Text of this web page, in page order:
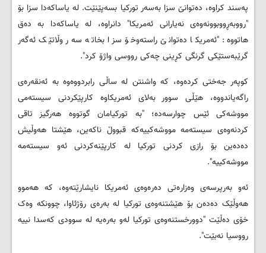
پەسند کراوە، دەتوانێ سزا بەسەر تورکیا بسەپێنێت. لە یاساکەدا سزا بۆ
"رووبەڕووبوونەوەی نەیارانی ئەمریکا" دانراوە، لە یاساکەدا بە دەق
هاتووە: "ئەمریکا دەتوانێ راستەوخۆ سزا بخاتە سەر وڵاتێک ئەگەر
گرێبەستێکی گرنگی کڕینی چەکی رووسی واژۆ کرد".
کوپەر جەختی کردەوە، کە واشنتن لە ساڵی رابردووەوە بە ئەنقەرەی
راگەیاندووە، هێڵی سوور بەلای ئەمریکاوە کارپێکردنی سیستەمی
مووشەکی ئێس چوارسەدە؛ "بە تورکیامان گوتووە هەرگیز تاقی
کردنەوەی سیستەمە مووشەکییەکە قبووڵ ناکەین، هێشتا هەوڵیش
دەدەین بۆ رازی کردنی تورکیا لە کارپێنەکردنی ئەو سیستەمە
مووشەکییە".
ئەو بەرپرسەی وەزارەتی دەرەوەی ئەمریکا نایشارێتەوە، کە هەموو
هەوڵێک دەدەن بۆ هێشتنەوەی تورکیا لە بەرەی رۆژئاوا، چوونکە وەک
خۆی دەڵێت "دوورخستنەوەی تورکیا لەو بەرەیە لە سوودی کەسدا نییە
رووسیا نەبێت".